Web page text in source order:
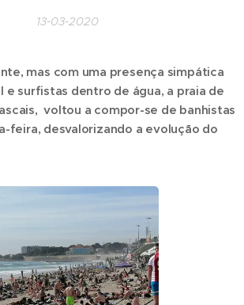
13-03-2020
mas com uma presença simpática
e surfistas dentro de água, a praia de
voltou a compor-se de banhistas
feira, desvalorizando a evolução do